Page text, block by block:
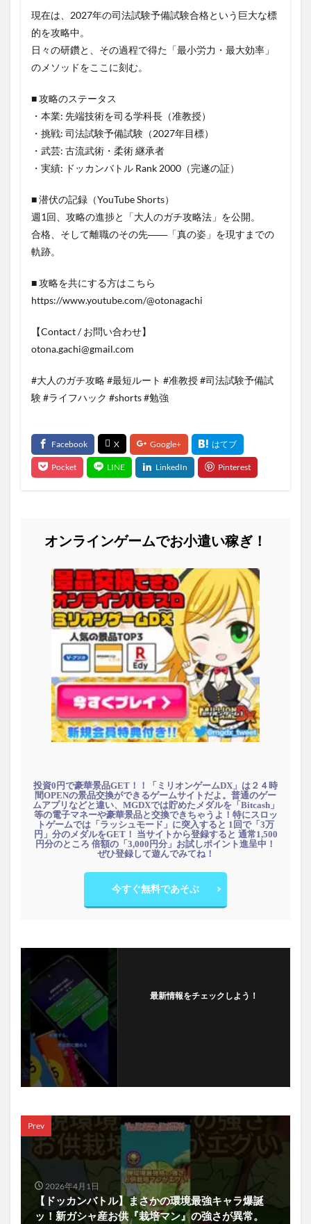
現在は、2027年の司法試験予備試験合格という巨大な標
的を攻略中。
日々の研鑽と、その過程で得た「最小労力・最大効率」
のメソッドをここに刻む。
■ 攻略のステータス
・本業: 先端技術を司る学科長（准教授）
・挑戦: 司法試験予備試験（2027年目標）
・武芸: 古流武術・柔術 継承者
・実績: ドッカンバトル Rank 2000（完遂の証）
■ 潜伏の記録（YouTube Shorts）
週1回、攻略の進捗と「大人のガチ攻略法」を公開。
合格、そして離職のその先――「真の姿」を現すまでの
軌跡。
■ 攻略を共にする方はこちら
https://www.youtube.com/@otonagachi
【Contact / お問い合わせ】
otona.gachi@gmail.com
#大人のガチ攻略 #最短ルート #准教授 #司法試験予備試
験 #ライフハック #shorts #勉強
オンラインゲームでお小遣い稼ぎ！
投資0円で豪華景品GET！！「ミリオンゲームDX」は２４時
間OPENの景品交換ができるゲームサイトだよ。普通のゲー
ムアプリなどと違い、MGDXでは貯めたメダルを「Bitcash」
等の電子マネーや豪華景品と交換できちゃうよ！特にスロッ
トゲームでは「ラッシュモード」に突入すると 1回で「3万
円」分のメダルをGET！ 当サイトから登録すると 通常1,500
円分のところ 倍額の「3,000円分」お試しポイント進呈中！
ぜひ登録して遊んでみてね！
今すぐ無料であそぶ
最新情報をチェックしよう！
Prev
2026年4月1日
【ドッカンバトル】まさかの環境最強キャラ爆誕
ッ！新ガシャ産お供『栽培マン』の強さが異常。